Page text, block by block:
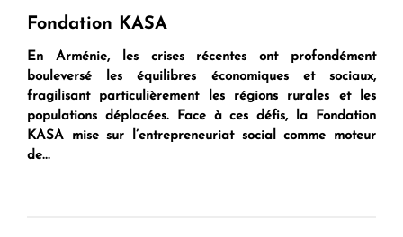
Fondation KASA
En Arménie, les crises récentes ont profondément
bouleversé les équilibres économiques et sociaux,
fragilisant particulièrement les régions rurales et les
populations déplacées. Face à ces défis, la Fondation
KASA mise sur l’entrepreneuriat social comme moteur
de...